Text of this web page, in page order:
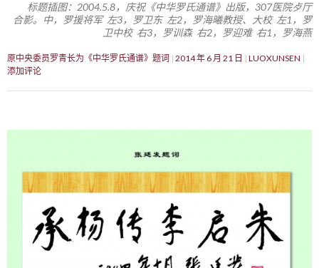
标题插图：2004.5.8，庆祝《中华罗氏通谱》出版，307医院歺厅
合影。中，罗援将军 左3，罗卫东 左2，罗海曦教授、大校 左1，罗
卫中校 右3，罗训森 右2，罗迎难 右1，罗海燕
原中央委员罗青长为《中华罗氏通谱》题词 2014 年 6 月 21 日
LUOXUNSEN
添加评论